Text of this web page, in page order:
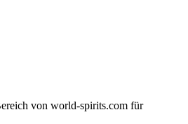
von world-spirits.com für